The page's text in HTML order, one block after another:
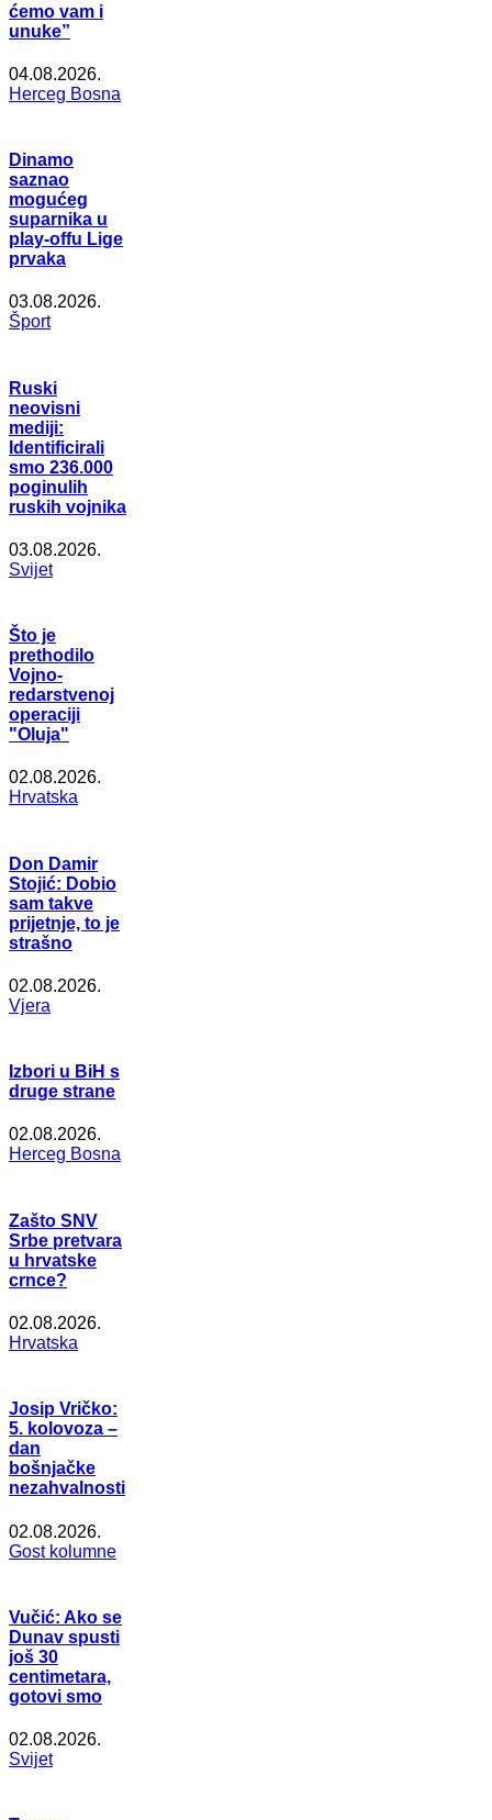
ćemo vam i
unuke”
04.08.2026.
Herceg Bosna
Dinamo
saznao
mogućeg
suparnika u
play-offu Lige
prvaka
03.08.2026.
Šport
Ruski
neovisni
mediji:
Identificirali
smo 236.000
poginulih
ruskih vojnika
03.08.2026.
Svijet
Što je
prethodilo
Vojno-
redarstvenoj
operaciji
"Oluja"
02.08.2026.
Hrvatska
Don Damir
Stojić: Dobio
sam takve
prijetnje, to je
strašno
02.08.2026.
Vjera
Izbori u BiH s
druge strane
02.08.2026.
Herceg Bosna
Zašto SNV
Srbe pretvara
u hrvatske
crnce?
02.08.2026.
Hrvatska
Josip Vričko:
5. kolovoza –
dan
bošnjačke
nezahvalnosti
02.08.2026.
Gost kolumne
Vučić: Ako se
Dunav spusti
još 30
centimetara,
gotovi smo
02.08.2026.
Svijet